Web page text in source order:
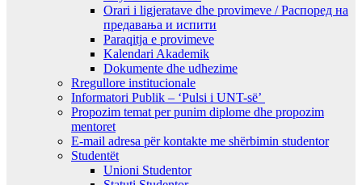
Orari i ligjeratave dhe provimeve / Распоред на
предавањa и испити
Paraqitja e provimeve
Kalendari Akademik
Dokumente dhe udhezime
Rregullore institucionale
Informatori Publik – ‘Pulsi i UNT-së’
Propozim temat per punim diplome dhe propozim
mentoret
E-mail adresa për kontakte me shërbimin studentor
Studentët
Unioni Studentor